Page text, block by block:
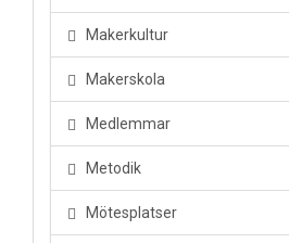
Makerkultur
Makerskola
Medlemmar
Metodik
Mötesplatser